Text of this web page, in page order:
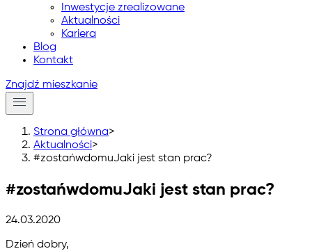
Inwestycje zrealizowane
Aktualności
Kariera
Blog
Kontakt
Znajdź mieszkanie
Strona główna>
Aktualności>
#zostańwdomuJaki jest stan prac?
#zostańwdomuJaki jest stan prac?
24.03.2020
Dzień dobry,